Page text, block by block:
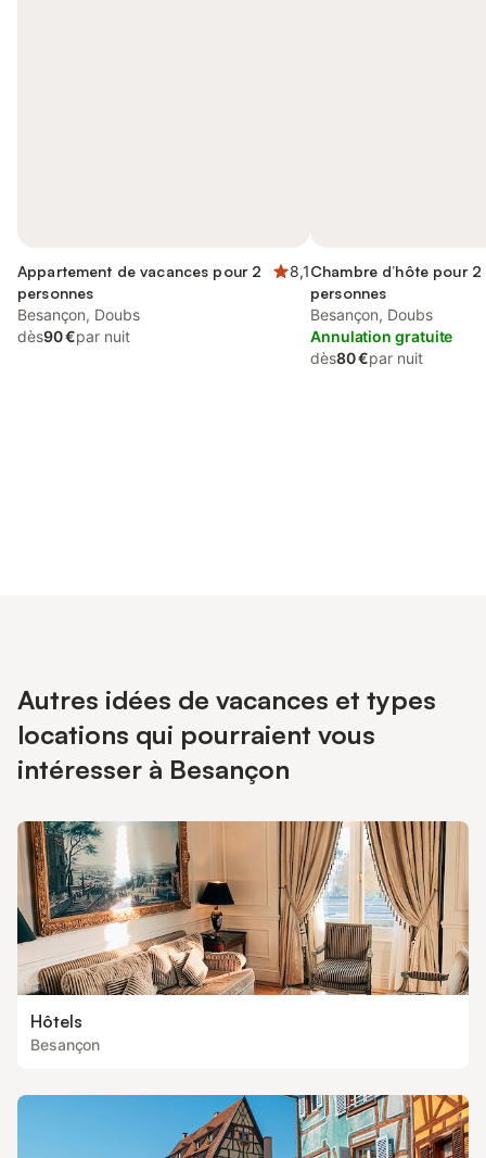
Appartement de vacances pour 2
personnes
8,1
Besançon, Doubs
dès90 €par nuit
Chambre d’hôte pour 2
personnes
Besançon, Doubs
Annulation gratuite
dès80 €par nuit
Autres idées de vacances et types
locations qui pourraient vous
intéresser à Besançon
Hôtels
Besançon